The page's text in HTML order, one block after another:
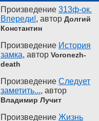
Произведение 313ф-ок.
Впереди!, автор Долгий
Константин
Произведение История
замка, автор Voronezh-
death
Произведение Следует
заметить..., автор
Владимир Лучит
Произведение Жизнь